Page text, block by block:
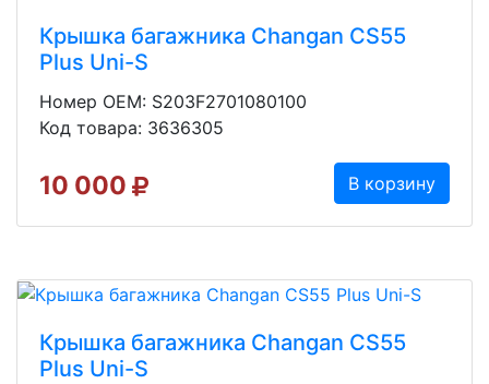
Крышка багажника Changan CS55
Plus Uni-S
Номер OEM: S203F2701080100
Код товара: 3636305
10 000 В корзину
Крышка багажника Changan CS55
Plus Uni-S